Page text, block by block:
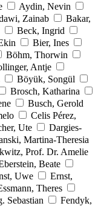
Aydin, Nevin
Zainab
Bakar,
Beck, Ingrid
Bier, Ines
Böhm, Thorwin
Antje
Böyük, Songül
Brosch, Katharina
Busch, Gerold
Celis Pérez,
Ute
Dargies-
Martina-Theresia
Prof. Dr. Amelie
Beate
Uwe
Ernst,
Theres
Sebastian
Fendyk,